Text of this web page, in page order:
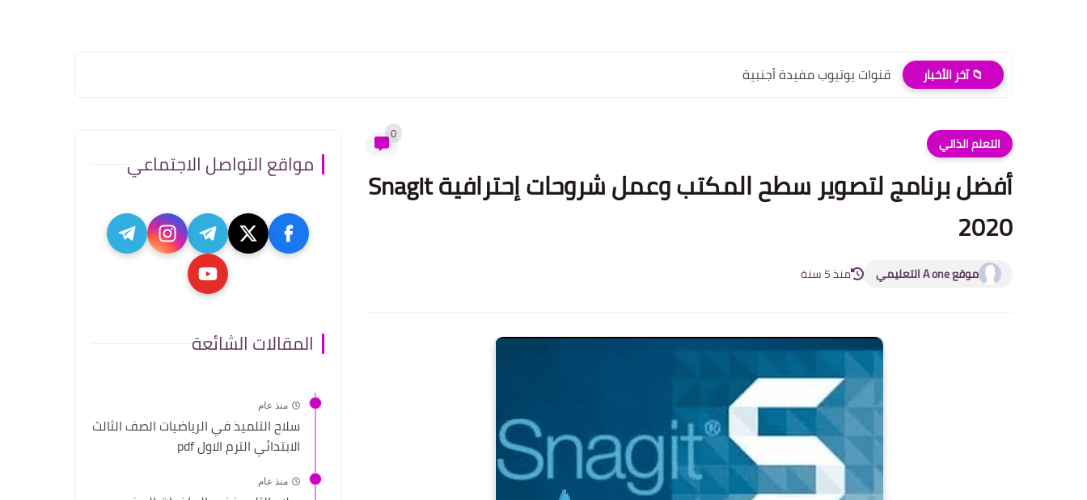
📁 آخر الأخبار قنوات يوتيوب مفيدة أجنبية
التعلم الذاتي 0
أفضل برنامج لتصوير سطح المكتب وعمل شروحات إحترافية SnagIt
2020
موقع A one التعليمي منذ 5 سنة
مواقع التواصل الاجتماعي
المقالات الشائعة
منذ عام
سلاح التلميذ في الرياضيات الصف الثالث
الابتدائي الترم الاول pdf
منذ عام